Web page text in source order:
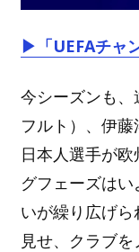
▶「UEFAチャ
今シーズンも
フルト）、伊
日本人選手が
グフェーズは
いが繰り広げ
見せ、クラブ